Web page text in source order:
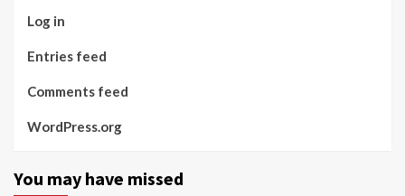
Log in
Entries feed
Comments feed
WordPress.org
You may have missed